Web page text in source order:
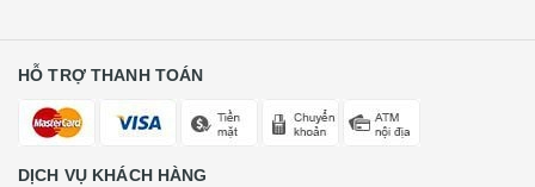
HỖ TRỢ THANH TOÁN
DỊCH VỤ KHÁCH HÀNG